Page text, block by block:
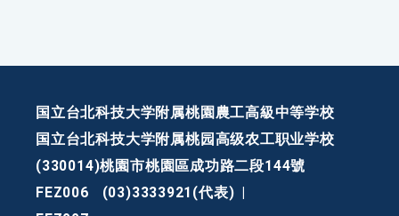
国立台北科技大学附属桃園農工高級中等学校
国立台北科技大学附属桃园高级农工职业学校
(330014)桃園市桃園區成功路二段144號
FEZ006
(03)3333921(代表)